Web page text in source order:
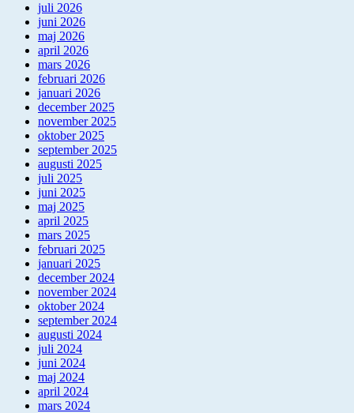
juli 2026
juni 2026
maj 2026
april 2026
mars 2026
februari 2026
januari 2026
december 2025
november 2025
oktober 2025
september 2025
augusti 2025
juli 2025
juni 2025
maj 2025
april 2025
mars 2025
februari 2025
januari 2025
december 2024
november 2024
oktober 2024
september 2024
augusti 2024
juli 2024
juni 2024
maj 2024
april 2024
mars 2024